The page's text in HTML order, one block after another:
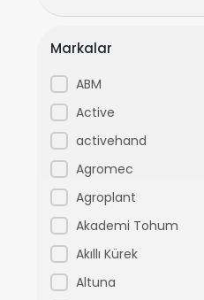
Markalar
ABM
Active
activehand
Agromec
Agroplant
Akademi Tohum
Akıllı Kürek
Altuna